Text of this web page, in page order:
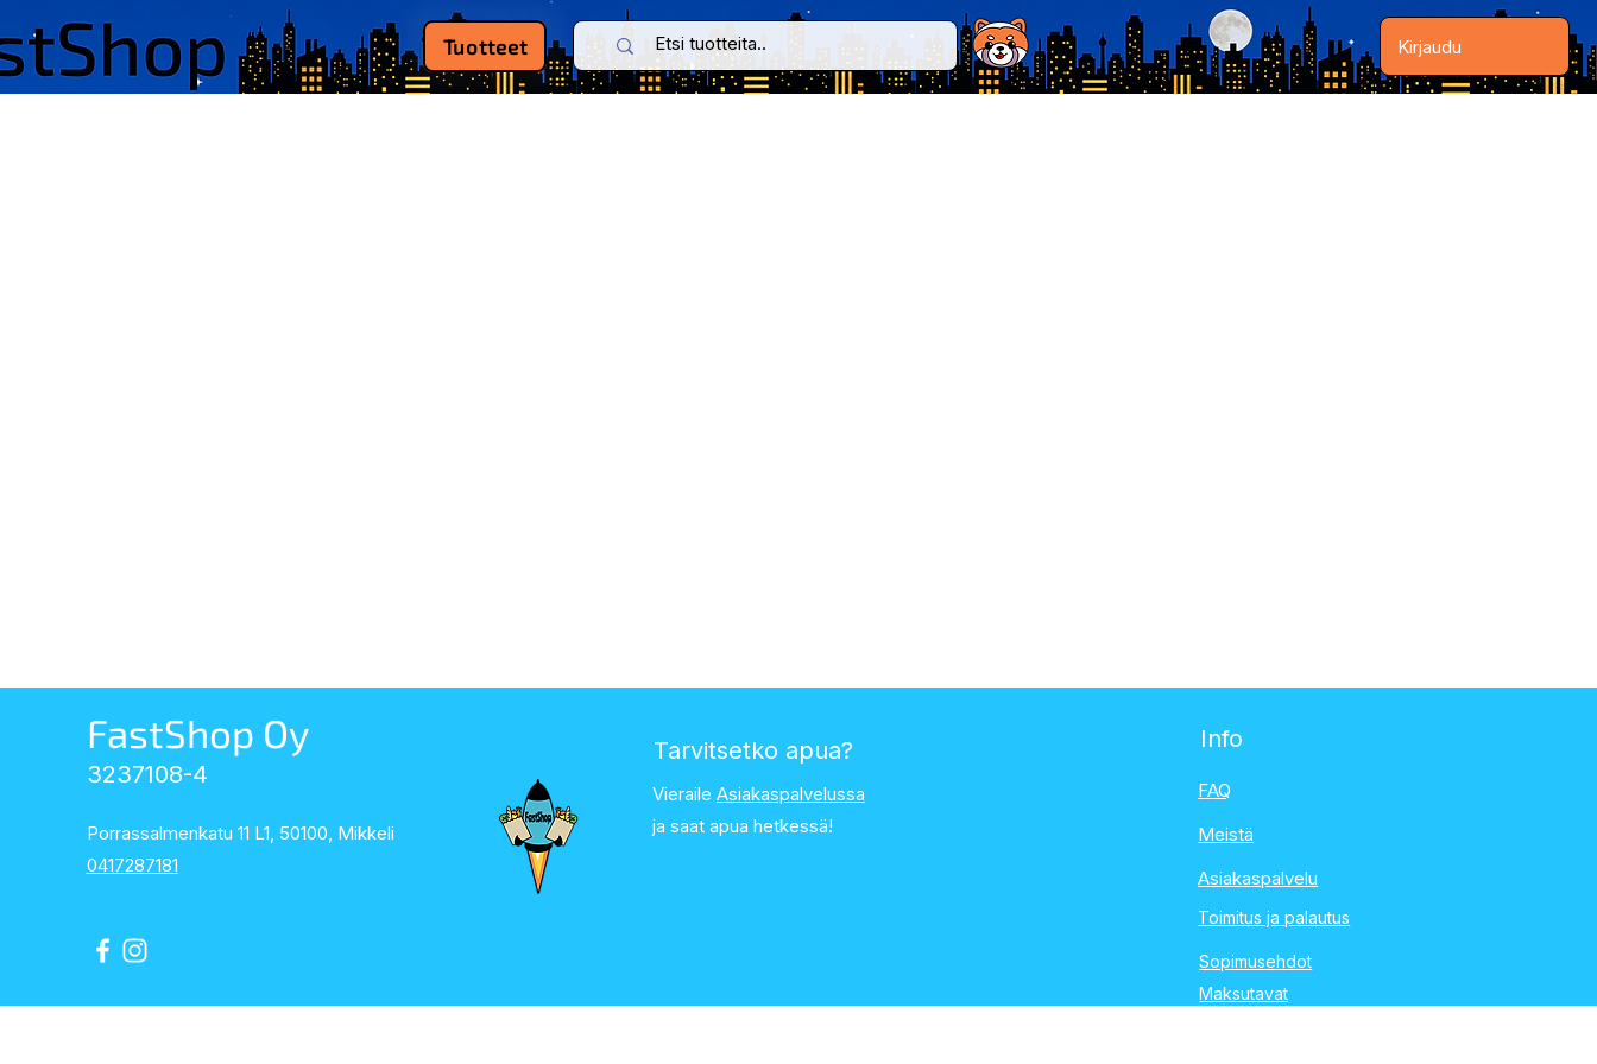
Tuotteet Kirjaudu
FastShop Oy
3237108-4
Porrassalmenkatu 11 L1, 50100, Mikkeli
0417287181
Tarvitsetko apua?
Vieraile Asiakaspalvelussa
ja saat apua hetkessä!
Info
FAQ
Meistä
Asiakaspalvelu
Toimitus ja palautus
Sopimusehdot
Maksutavat